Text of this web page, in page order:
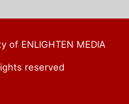
of ENLIGHTEN MEDIA
reserved